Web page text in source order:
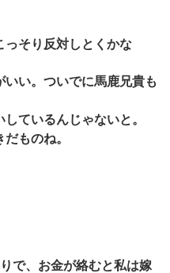
っそり反対しとくかな
い。ついでに馬鹿兄貴も
ているんじゃないと。
ものね。
で、お金が絡むと私は嫁